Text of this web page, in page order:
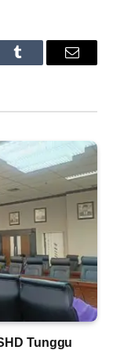
Tumblr Email
Tunggu